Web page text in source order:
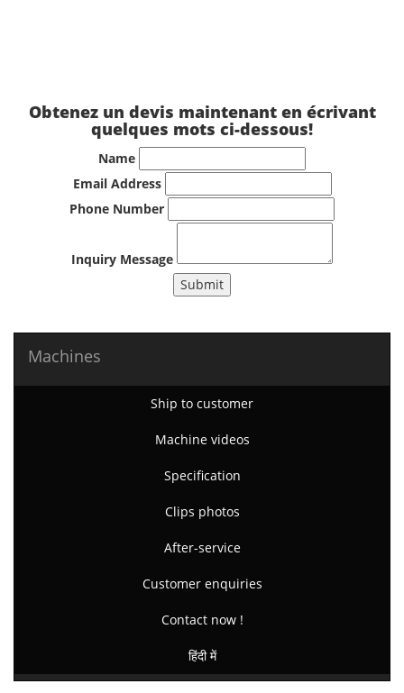
Obtenez un devis maintenant en écrivant
quelques mots ci-dessous!
Name
Email Address
Phone Number
Inquiry Message
Submit
Machines
Ship to customer
Machine videos
Specification
Clips photos
After-service
Customer enquiries
Contact now !
हिंदी में